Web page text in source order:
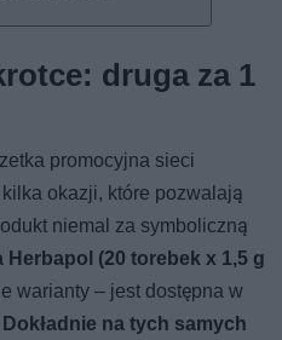
druga za 1
promocyjna sieci
okazji, które pozwalają
niemal za symboliczną
(20 torebek x 1,5 g
warianty – jest dostępna w
Dokładnie na tych samych